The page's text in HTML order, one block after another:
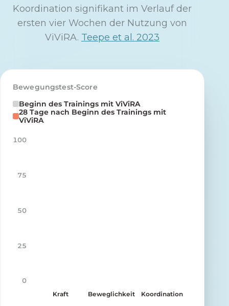
Koordination signifikant im Verlauf der
ersten vier Wochen der Nutzung von
ViViRA. Teepe et al. 2023
Bewegungstest-Score
Beginn des Trainings mit ViViRA
28 Tage nach Beginn des Trainings mit
ViViRA
100
75
50
25
0
Kraft Beweglichkeit Koordination